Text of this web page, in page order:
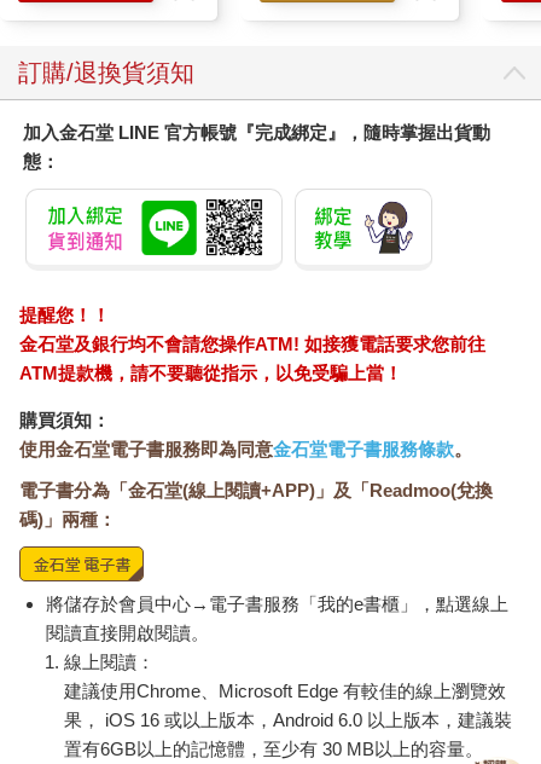
訂購/退換貨須知
加入金石堂 LINE 官方帳號『完成綁定』，隨時掌握出貨動
態：
提醒您！！
金石堂及銀行均不會請您操作ATM! 如接獲電話要求您前往
ATM提款機，請不要聽從指示，以免受騙上當！
購買須知：
使用金石堂電子書服務即為同意金石堂電子書服務條款。
電子書分為「金石堂(線上閱讀+APP)」及「Readmoo(兌換
碼)」兩種：
將儲存於會員中心→電子書服務「我的e書櫃」，點選線上
閱讀直接開啟閱讀。
線上閱讀：
建議使用Chrome、Microsoft Edge 有較佳的線上瀏覽效
果， iOS 16 或以上版本，Android 6.0 以上版本，建議裝
置有6GB以上的記憶體，至少有 30 MB以上的容量。